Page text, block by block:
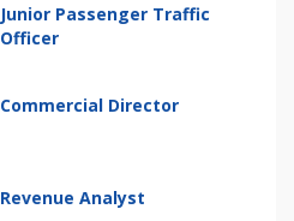
Junior Passenger Traffic
Officer
Commercial Director
Revenue Analyst